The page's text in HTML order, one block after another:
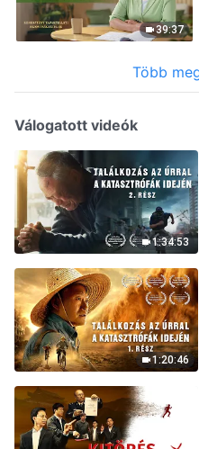
39:37
Több
Válogatott videók
1:34:53
1:20:46